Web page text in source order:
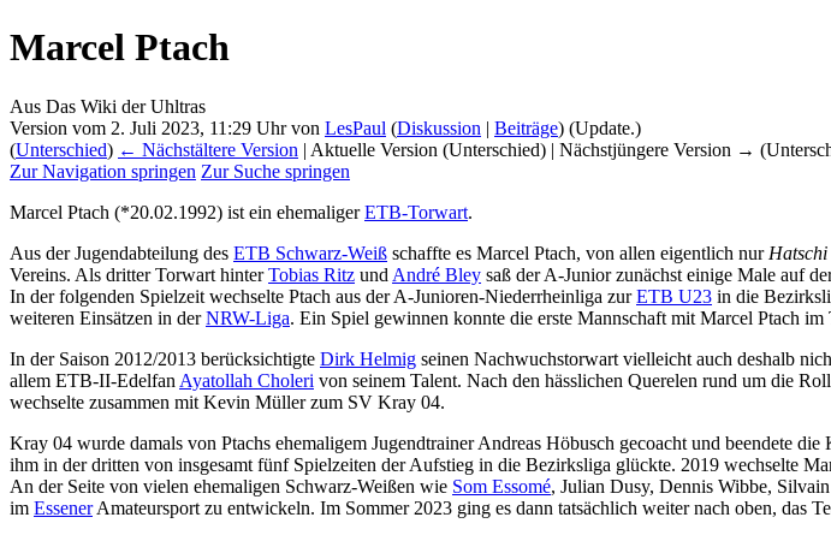
Marcel Ptach
Aus Das Wiki der Uhltras
Version vom 2. Juli 2023, 11:29 Uhr von LesPaul (Diskussion | Beiträge) (Update.)
(Unterschied) ← Nächstältere Version | Aktuelle Version (Unterschied) | Nächstjüngere Version →
Zur Navigation springen Zur Suche springen
Marcel Ptach (*20.02.1992) ist ein ehemaligerETB-Torwart.
Aus der Jugendabteilung des ETB Schwarz-Weiß schaffte es Marcel Ptach, von allen eigentlich nur Hatschi
Vereins. Als dritter Torwart hinterTobias Ritz und André Bley saß der A-Junior zunächst einige Male auf
In der folgenden Spielzeit wechselte Ptach aus der A-Junioren-Niederrheinliga zurETB U23 in die
weiteren Einsätzen in derNRW-Liga. Ein Spiel gewinnen konnte die erste Mannschaft mit Marcel Ptach im
In der Saison 2012/2013 berücksichtigte Dirk Helmig seinen Nachwuchstorwart vielleicht auch deshalb
allem ETB-II-Edelfan Ayatollah Choleri von seinem Talent. Nach den hässlichen Querelen rund um die
wechselte zusammen mit Kevin Müller zum SV Kray 04.
Kray 04 wurde damals von Ptachs ehemaligem Jugendtrainer Andreas Höbusch gecoacht und beendete die
ihm in der dritten von insgesamt fünf Spielzeiten der Aufstieg in die Bezirksliga glückte. 2019 wechselte
An der Seite von vielen ehemaligen Schwarz-Weißen wie Som Essomé, Julian Dusy, Dennis Wibbe,
im EssenerAmateursport zu entwickeln. Im Sommer 2023 ging es dann tatsächlich weiter nach oben, das